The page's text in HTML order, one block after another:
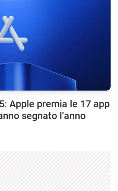
Apple premia le 17 app
segnato l’anno